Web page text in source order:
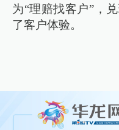
为“理赔找客户”，
了客户体验。